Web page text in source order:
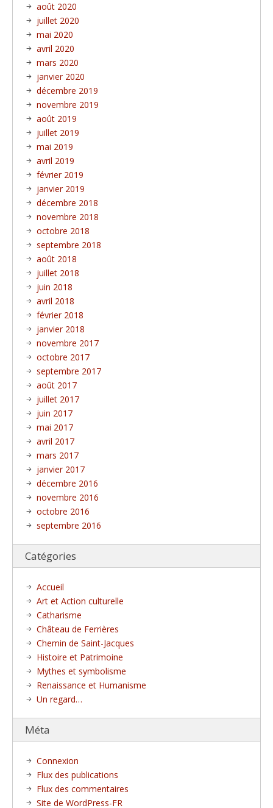
août 2020
juillet 2020
mai 2020
avril 2020
mars 2020
janvier 2020
décembre 2019
novembre 2019
août 2019
juillet 2019
mai 2019
avril 2019
février 2019
janvier 2019
décembre 2018
novembre 2018
octobre 2018
septembre 2018
août 2018
juillet 2018
juin 2018
avril 2018
février 2018
janvier 2018
novembre 2017
octobre 2017
septembre 2017
août 2017
juillet 2017
juin 2017
mai 2017
avril 2017
mars 2017
janvier 2017
décembre 2016
novembre 2016
octobre 2016
septembre 2016
Catégories
Accueil
Art et Action culturelle
Catharisme
Château de Ferrières
Chemin de Saint-Jacques
Histoire et Patrimoine
Mythes et symbolisme
Renaissance et Humanisme
Un regard…
Méta
Connexion
Flux des publications
Flux des commentaires
Site de WordPress-FR